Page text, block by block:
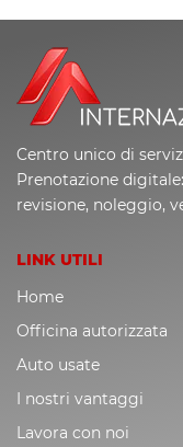
Centro unico di
Prenotazione
revisione, noleggio,
LINK UTILI
Home
Officina autorizzata
Auto usate
I nostri vantaggi
Lavora con noi